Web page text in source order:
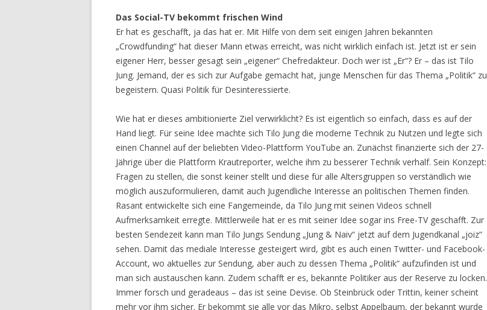
Das Social-TV bekommt frischen Wind
Er hat es geschafft, ja das hat er. Mit Hilfe von dem seit einigen Jahren bekannten
„Crowdfunding“ hat dieser Mann etwas erreicht, was nicht wirklich einfach ist. Jetzt ist er sein
eigener Herr, besser gesagt sein „eigener“ Chefredakteur. Doch wer ist „Er“? Er – das ist Tilo
Jung. Jemand, der es sich zur Aufgabe gemacht hat, junge Menschen für das Thema „Politik“ zu
begeistern. Quasi Politik für Desinteressierte.
Wie hat er dieses ambitionierte Ziel verwirklicht? Es ist eigentlich so einfach, dass es auf der
Hand liegt. Für seine Idee machte sich Tilo Jung die moderne Technik zu Nutzen und legte sich
einen Channel auf der beliebten Video-Plattform YouTube an. Zunächst finanzierte sich der 27-
Jährige über die Plattform Krautreporter, welche ihm zu besserer Technik verhalf. Sein Konzept:
Fragen zu stellen, die sonst keiner stellt und diese für alle Altersgruppen so verständlich wie
möglich auszuformulieren, damit auch Jugendliche Interesse an politischen Themen finden.
Rasant entwickelte sich eine Fangemeinde, da Tilo Jung mit seinen Videos schnell
Aufmerksamkeit erregte. Mittlerweile hat er es mit seiner Idee sogar ins Free-TV geschafft. Zur
besten Sendezeit kann man Tilo Jungs Sendung „Jung & Naiv“ jetzt auf dem Jugendkanal „joiz“
sehen. Damit das mediale Interesse gesteigert wird, gibt es auch einen Twitter- und Facebook-
Account, wo aktuelles zur Sendung, aber auch zu dessen Thema „Politik“ aufzufinden ist und
man sich austauschen kann. Zudem schafft er es, bekannte Politiker aus der Reserve zu locken.
Immer forsch und geradeaus – das ist seine Devise. Ob Steinbrück oder Trittin, keiner scheint
mehr vor ihm sicher. Er bekommt sie alle vor das Mikro, selbst Appelbaum, der bekannt wurde